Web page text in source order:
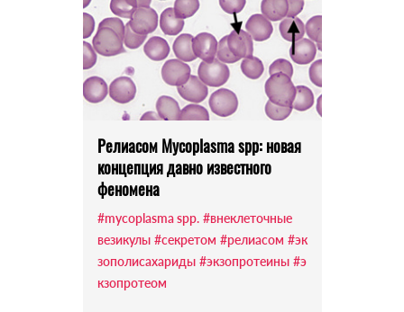
Релиасом Mycoplasma spp: новая
концепция давно известного
феномена
#mycoplasma spp. #внеклеточные
везикулы #секретом #релиасом #эк
зополисахариды #экзопротеины #э
кзопротеом